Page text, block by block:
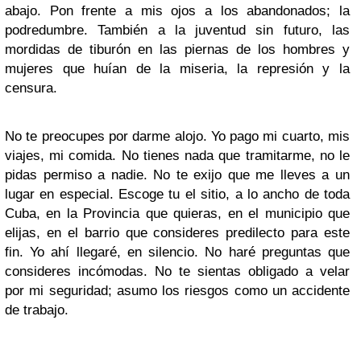
abajo. Pon frente a mis ojos a los abandonados; la
podredumbre. También a la juventud sin futuro, las
mordidas de tiburón en las piernas de los hombres y
mujeres que huían de la miseria, la represión y la
censura.
No te preocupes por darme alojo. Yo pago mi cuarto, mis
viajes, mi comida. No tienes nada que tramitarme, no le
pidas permiso a nadie. No te exijo que me lleves a un
lugar en especial. Escoge tu el sitio, a lo ancho de toda
Cuba, en la Provincia que quieras, en el municipio que
elijas, en el barrio que consideres predilecto para este
fin. Yo ahí llegaré, en silencio. No haré preguntas que
consideres incómodas. No te sientas obligado a velar
por mi seguridad; asumo los riesgos como un accidente
de trabajo.